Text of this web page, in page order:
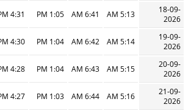
18-09-
2026
5:13 AM
6:41 AM
1:05 PM
4:31 PM
19-09-
2026
5:14 AM
6:42 AM
1:04 PM
4:30 PM
20-09-
2026
5:15 AM
6:43 AM
1:04 PM
4:28 PM
21-09-
2026
5:16 AM
6:44 AM
1:03 PM
4:27 PM